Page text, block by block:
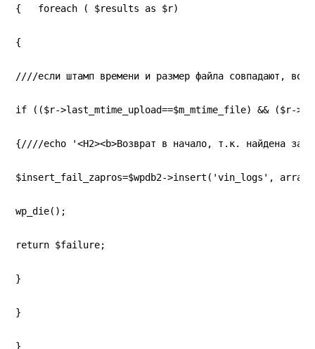
{   foreach ( $results as $r)
{
////если штамп времени и размер файла совпадают,
if (($r->last_mtime_upload==$m_mtime_file) && ($r-
{////echo '<H2><b>Возврат в начало, т.к. найдена
$insert_fail_zapros=$wpdb2->insert('vin_logs',
wp_die();
return $failure;
}
}
}